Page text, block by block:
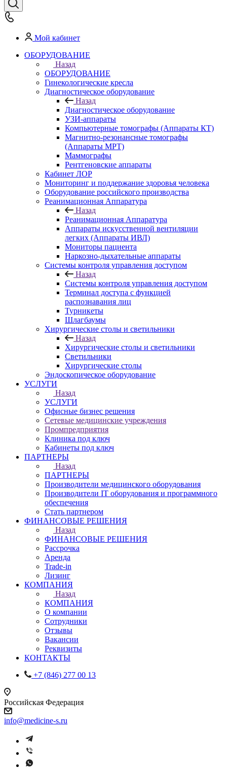
Мой кабинет
ОБОРУДОВАНИЕ
Назад
ОБОРУДОВАНИЕ
Гинекологические кресла
Диагностическое оборудование
Назад
Диагностическое оборудование
УЗИ-аппараты
Компьютерные томографы (Аппараты КТ)
Магнитно-резонансные томографы
(Аппараты МРТ)
Маммографы
Рентгеновские аппараты
Кабинет ЛОР
Мониторинг и поддержание здоровья человека
Оборудование российского производства
Реанимационная Аппаратура
Назад
Реанимационная Аппаратура
Аппараты искусственной вентиляции
легких (Аппараты ИВЛ)
Мониторы пациента
Наркозно-дыхательные аппараты
Системы контроля управления доступом
Назад
Системы контроля управления доступом
Терминал доступа с функцией
распознавания лиц
Турникеты
Шлагбаумы
Хирургические столы и светильники
Назад
Хирургические столы и светильники
Светильники
Хирургические столы
Эндоскопическое оборудование
УСЛУГИ
Назад
УСЛУГИ
Офисные бизнес решения
Сетевые медицинские учреждения
Промпредприятия
Клиника под ключ
Кабинеты под ключ
ПАРТНЕРЫ
Назад
ПАРТНЕРЫ
Производители медицинского оборудования
Производители IT оборудования и программного
обеспечения
Стать партнером
ФИНАНСОВЫЕ РЕШЕНИЯ
Назад
ФИНАНСОВЫЕ РЕШЕНИЯ
Рассрочка
Аренда
Trade-in
Лизинг
КОМПАНИЯ
Назад
КОМПАНИЯ
О компании
Сотрудники
Отзывы
Вакансии
Реквизиты
КОНТАКТЫ
+7 (846) 277 00 13
Российская Федерация
info@medicine-s.ru